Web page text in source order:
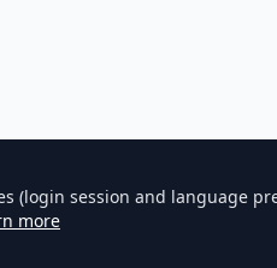
(login session and language
more